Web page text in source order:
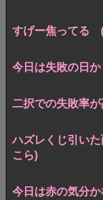
すげー焦ってる
今日は失敗の日
二択での失敗率
ハズレくじ引い
こら)
今日は赤の気分